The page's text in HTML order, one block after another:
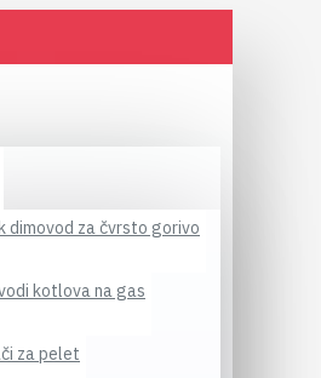
dimovod za čvrsto gorivo
kotlova na gas
za pelet